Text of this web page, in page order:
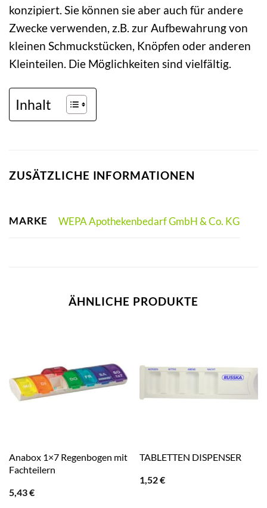
konzipiert. Sie können sie aber auch für andere
Zwecke verwenden, z.B. zur Aufbewahrung von
kleinen Schmuckstücken, Knöpfen oder anderen
Kleinteilen. Die Möglichkeiten sind vielfältig.
Inhalt
ZUSÄTZLICHE INFORMATIONEN
MARKE WEPA Apothekenbedarf GmbH & Co. KG
ÄHNLICHE PRODUKTE
Anabox 1×7 Regenbogen mit
Fachteilern
5,43€
TABLETTEN DISPENSER
1,52€